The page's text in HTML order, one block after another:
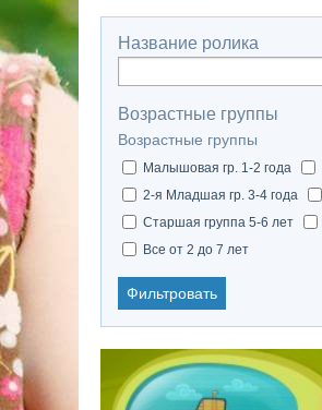
Название ролика
Возрастные группы
Возрастные группы
Малышовая гр. 1-2 года
2-я Младшая гр. 3-4 года
Старшая группа 5-6 лет
Все от 2 до 7 лет
Фильтровать